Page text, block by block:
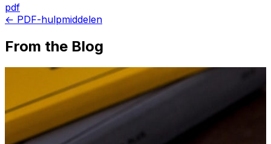
pdf
← PDF-hulpmiddelen
From the Blog